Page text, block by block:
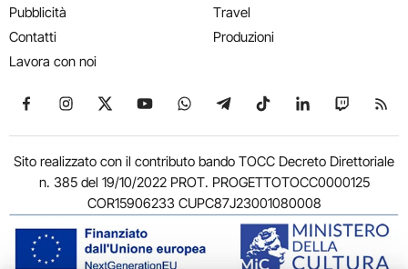
Pubblicità
Contatti
Lavora con noi
Travel
Produzioni
Seguici su Facebook
Seguici su Instagram
Seguici su X
Seguici su YouTube
Seguici su WhatsApp
Seguici su Telegram
Seguici su TikTok
Seguici su
Seguici
Sito realizzato con il contributo bando TOCC Decreto Direttoriale
n. 385 del 19/10/2022 PROT. PROGETTOTOCC0000125
COR15906233 CUPC87J23001080008